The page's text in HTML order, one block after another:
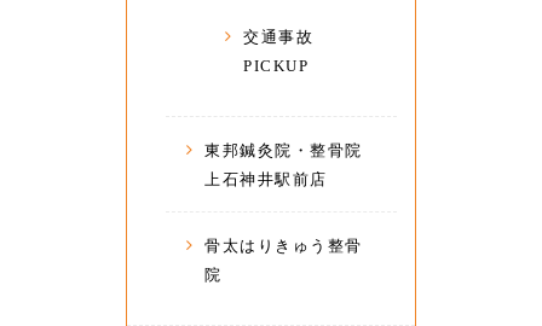
交通事故
PICKUP
東邦鍼灸院・整骨院
上石神井駅前店
骨太はりきゅう整骨
院